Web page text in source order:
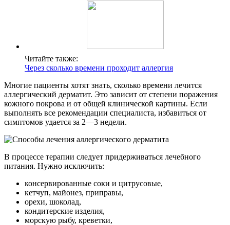
Читайте также:
Через сколько времени проходит аллергия
Многие пациенты хотят знать, сколько времени лечится
аллергический дерматит. Это зависит от степени поражения
кожного покрова и от общей клинической картины. Если
выполнять все рекомендации специалиста, избавиться от
симптомов удается за 2—3 недели.
В процессе терапии следует придерживаться лечебного
питания. Нужно исключить:
консервированные соки и цитрусовые,
кетчуп, майонез, приправы,
орехи, шоколад,
кондитерские изделия,
морскую рыбу, креветки,